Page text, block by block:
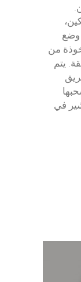
وضع
من
يتم
في